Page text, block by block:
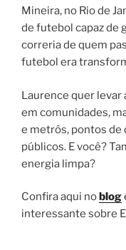
Mineira, no Rio de
de futebol capaz de
correria de quem
futebol era
Laurence quer levar
em comunidades,
e metrôs, pontos de
públicos. E você?
energia limpa?
Confira aqui no blog
interessante sobre